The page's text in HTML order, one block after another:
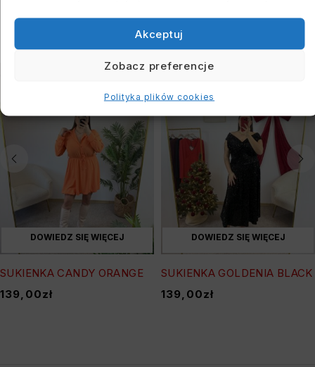
Akceptuj
Zobacz preferencje
Polityka plików cookies
DOWIEDZ SIĘ WIĘCEJ
SUKIENKA CANDY ORANGE
139,00zł
WYPRZEDANE
DOWIEDZ SIĘ WIĘCEJ
SUKIENKA GOLDENIA BLACK
139,00zł